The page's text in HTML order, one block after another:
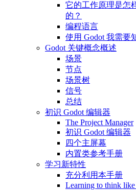
它的工作原理是怎
的？
编程语言
使用 Godot 我需要
Godot 关键概念概述
场景
节点
场景树
信号
总结
初识 Godot 编辑器
The Project Manager
初识 Godot 编辑器
四个主屏幕
内置类参考手册
学习新特性
充分利用本手册
Learning to think like